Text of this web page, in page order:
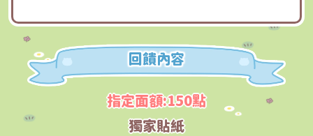
回饋內容
指定面額:150點
獨家貼紙